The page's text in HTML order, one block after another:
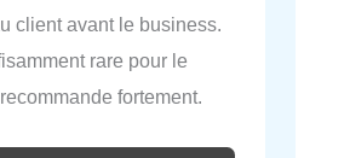
client avant le business.
rare pour le
fortement.